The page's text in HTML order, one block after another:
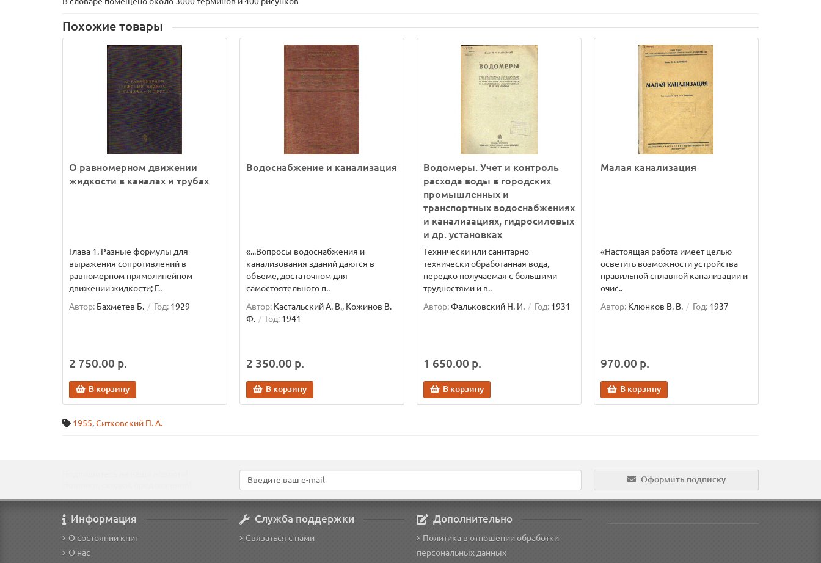
Похожие товары
О равномерном движении
жидкости в каналах и трубах
Глава 1. Разные формулы для
выражения сопротивлений в
равномерном прямолинейном
движении жидкости; Г..
Автор: Бахметев Б. Год: 1929
2 750.00 р.
В корзину
Водоснабжение и канализация
«...Вопросы водоснабжения и
канализования зданий даются в
объеме, достаточном для
самостоятельного п..
Автор: Кастальский А. В., Кожинов В.
Ф.
Год: 1941
2 350.00 р.
В корзину
Водомеры. Учет и контроль
расхода воды в городских
промышленных и
транспортных водоснабжениях
и канализациях, гидросиловых
и др. установках
Технически или санитарно-
технически обработанная вода,
нередко получаемая с большими
трудностями и в..
Автор:Фальковский Н. И. Год: 1931
1 650.00 р.
В корзину
Малая канализация
«Настоящая работа имеет целью
осветить возможности устройства
правильной сплавной канализации и
очис..
Автор: Клюнков В. В. Год: 1937
970.00 р.
В корзину
1955,Ситковский П. А.
Оформить подписку
Информация
О состоянии книг
О нас
Служба поддержки
Связаться с нами
Дополнительно
Политика в отношении обработки
персональных данных